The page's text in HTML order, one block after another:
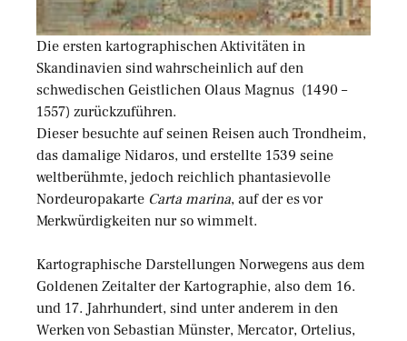
Die ersten kartographischen Aktivitäten in
Skandinavien sind wahrscheinlich auf den
schwedischen Geistlichen Olaus Magnus (1490 –
1557) zurückzuführen.
Dieser besuchte auf seinen Reisen auch Trondheim,
das damalige Nidaros, und erstellte 1539 seine
weltberühmte, jedoch reichlich phantasievolle
Nordeuropakarte Carta marina, auf der es vor
Merkwürdigkeiten nur so wimmelt.
Kartographische Darstellungen Norwegens aus dem
Goldenen Zeitalter der Kartographie, also dem 16.
und 17. Jahrhundert, sind unter anderem in den
Werken von Sebastian Münster, Mercator, Ortelius,